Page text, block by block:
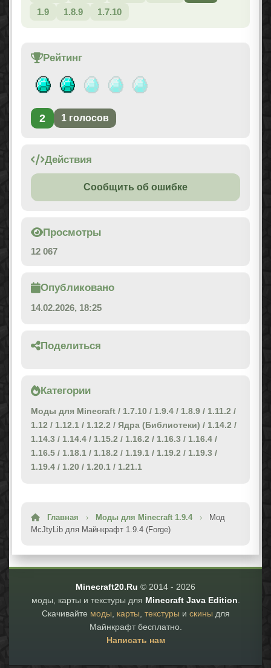
1.9
1.8.9 1.7.10
Рейтинг
2 1 голосов
Действия
Сообщить об ошибке
Просмотры
12 067
Опубликовано
14.02.2026, 18:25
Поделиться
Категории
Моды для Minecraft / 1.7.10 / 1.9.4 / 1.8.9 / 1.11.2 /
1.12 / 1.12.1 / 1.12.2 / Ядра (Библиотеки) / 1.14.2 /
1.14.3 / 1.14.4 / 1.15.2 / 1.16.2 / 1.16.3 / 1.16.4 /
1.16.5 / 1.18.1 / 1.18.2 / 1.19.1 / 1.19.2 / 1.19.3 /
1.19.4 / 1.20 / 1.20.1 / 1.21.1
Главная › Моды для Minecraft 1.9.4 ›
Мод
McJtyLib для Майнкрафт 1.9.4 (Forge)
Minecraft20.Ru © 2014 - 2026
моды, карты и текстуры для Minecraft Java Edition
Скачивайте моды карты текстуры и скины для
Майнкрафт бесплатно.
Написать нам